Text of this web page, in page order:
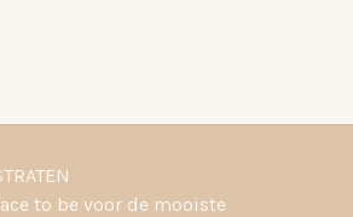
to be voor de mooiste